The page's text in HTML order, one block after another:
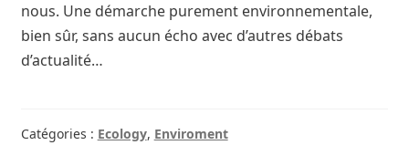
nous. Une démarche purement environnementale,
bien sûr, sans aucun écho avec d’autres débats
d’actualité…
Catégories : Ecology, Enviroment